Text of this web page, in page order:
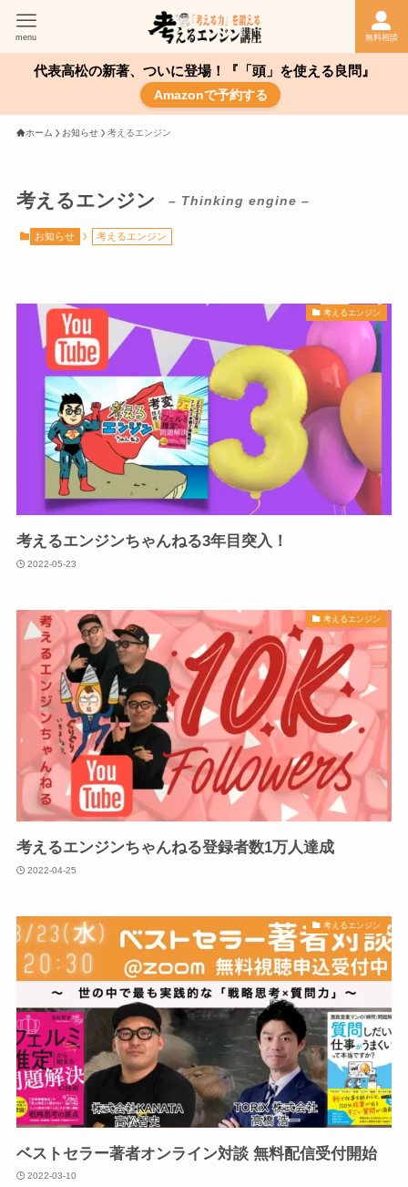
無料相談
menu
代表高松の新著、ついに登場！『「頭」を使える良問』
Amazonで予約する
ホーム お知らせ 考えるエンジン
考えるエンジン – Thinking engine –
お知らせ 考えるエンジン
考えるエンジン
考えるエンジンちゃんねる3年目突入！
2022-05-23
考えるエンジン
考えるエンジンちゃんねる登録者数1万人達成
2022-04-25
考えるエンジン
ベストセラー著者オンライン対談 無料配信受付開始
2022-03-10